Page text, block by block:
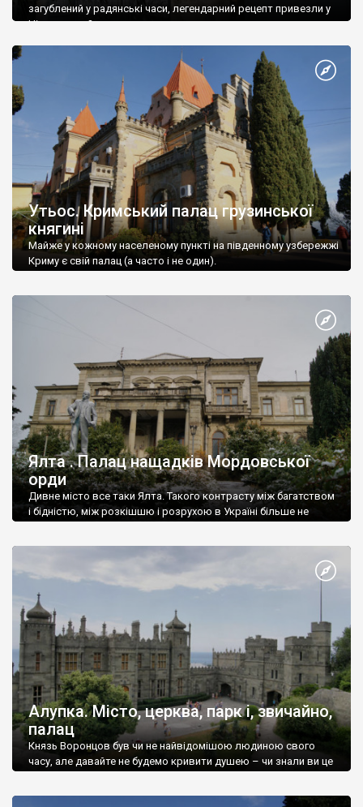
загублений у радянські часи, легендарний рецепт привезли у
Ніжин греки?
Утьос. Кримський палац грузинської
княгині
Майже у кожному населеному пункті на південному узбережжі
Криму є свій палац (а часто і не один).
Ялта . Палац нащадків Мордовської
орди
Дивне місто все таки Ялта. Такого контрасту між багатством
і бідністю, між розкішшю і розрухою в Україні більше не
Алупка. Місто, церква, парк і, звичайно,
палац
Князь Воронцов був чи не найвідомішою людиною свого
часу, але давайте не будемо кривити душею – чи знали ви це